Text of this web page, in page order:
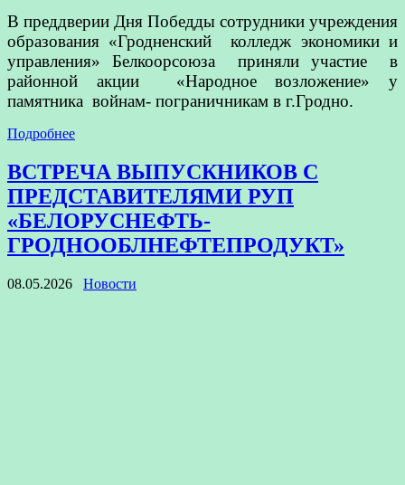
В преддверии Дня Победды сотрудники учреждения
образования «Гродненский колледж экономики и
управления» Белкоорсоюза приняли участие в
районной акции «Народное возложение» у
памятника войнам- пограничникам в г.Гродно.
Подробнее
ВСТРЕЧА ВЫПУСКНИКОВ С
ПРЕДСТАВИТЕЛЯМИ РУП
«БЕЛОРУСНЕФТЬ-
ГРОДНООБЛНЕФТЕПРОДУКТ»
08.05.2026 Новости